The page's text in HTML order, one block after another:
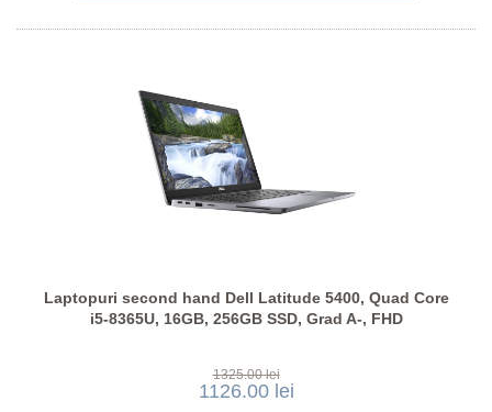
Laptopuri second hand Dell Latitude 5400, Quad Core
i5-8365U, 16GB, 256GB SSD, Grad A-, FHD
1325.00 lei
1126.00 lei